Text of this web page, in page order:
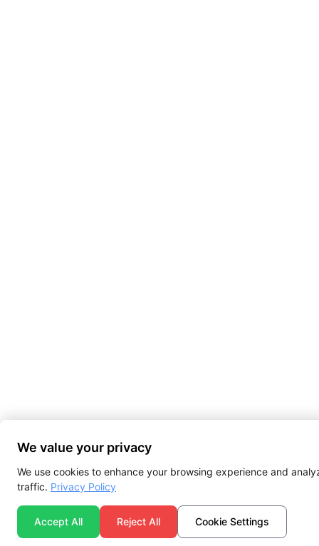
We value your privacy
We use cookies to enhance your browsing experience and
traffic. Privacy Policy
Accept All Reject All Cookie Settings